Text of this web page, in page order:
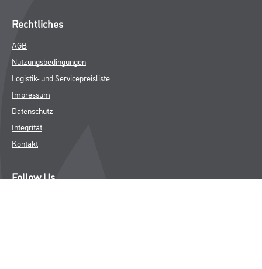
Rechtliches
AGB
Nutzungsbedingungen
Logistik- und Servicepreisliste
Impressum
Datenschutz
Integrität
Kontakt
Follow Us